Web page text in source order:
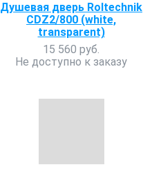
Душевая дверь Roltechnik
CDZ2/800 (white,
transparent)
15 560 руб.
Не доступно к заказу